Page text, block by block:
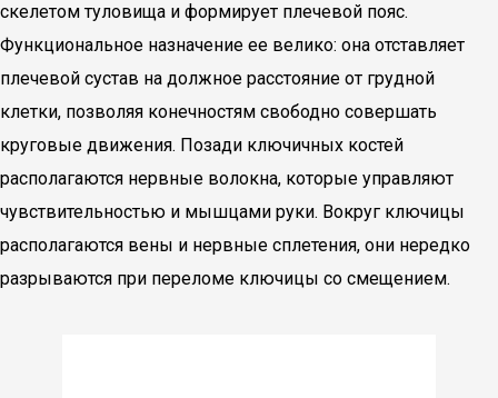
скелетом туловища и формирует плечевой пояс.
Функциональное назначение ее велико: она отставляет
плечевой сустав на должное расстояние от грудной
клетки, позволяя конечностям свободно совершать
круговые движения. Позади ключичных костей
располагаются нервные волокна, которые управляют
чувствительностью и мышцами руки. Вокруг ключицы
располагаются вены и нервные сплетения, они нередко
разрываются при переломе ключицы со смещением.